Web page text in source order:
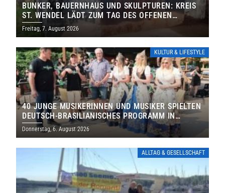
BUNKER, BAUERNHAUS UND SKULPTUREN: KREIS
ST. WENDEL LÄDT ZUM TAG DES OFFENEN
DENKMALS EIN
Freitag, 7. August 2026
KULTUR & LIFESTYLE
40 JUNGE MUSIKERINNEN UND MUSIKER SPIELTEN
DEUTSCH-BRASILIANISCHES PROGRAMM IN
THOLEY
Donnerstag, 6. August 2026
ALLTAG & GESELLSCHAFT